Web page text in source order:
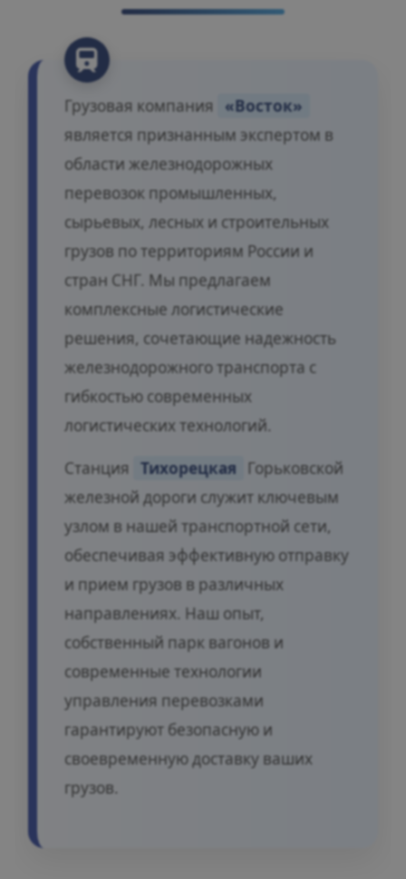
Грузовая компания
«Восток»
является признанным экспертом в
области железнодорожных
перевозок промышленных,
сырьевых, лесных и строительных
грузов по территориям России и
стран СНГ. Мы предлагаем
комплексные логистические
решения, сочетающие надежность
железнодорожного транспорта с
гибкостью современных
логистических технологий.
Станция Тихорецкая Горьковской
железной дороги служит ключевым
узлом в нашей транспортной сети,
обеспечивая эффективную отправку
и прием грузов в различных
направлениях. Наш опыт,
собственный парк вагонов и
современные технологии
управления перевозками
гарантируют безопасную и
своевременную доставку ваших
грузов.